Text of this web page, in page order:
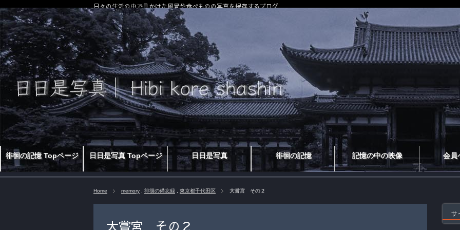
徘徊の記憶 Topページ 日日是写真 Topページ 日日是写真 徘徊の記憶 記憶の中の映像 会員
日々の生活の中で見かけた風景や食べものの写真を保存するブログ
Home memory 徘徊の備忘録 東京都千代田区 大嘗宮 その２
大嘗宮 その２
サ